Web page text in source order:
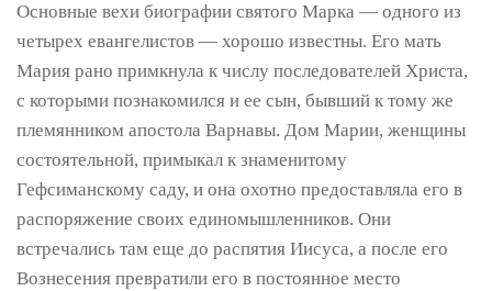
Основные вехи биографии святого Марка — одного из
четырех евангелистов — хорошо известны. Его мать
Мария рано примкнула к числу последователей Христа,
с которыми познакомился и ее сын, бывший к тому же
племянником апостола Варнавы. Дом Марии, женщины
состоятельной, примыкал к знаменитому
Гефсиманскому саду, и она охотно предоставляла его в
распоряжение своих единомышленников. Они
встречались там еще до распятия Иисуса, а после его
Вознесения превратили его в постоянное место